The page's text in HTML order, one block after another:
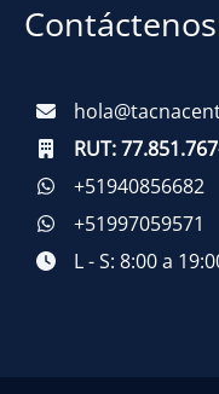
RUT:
+51940856682
+51997059571
L - S: 8:00 a